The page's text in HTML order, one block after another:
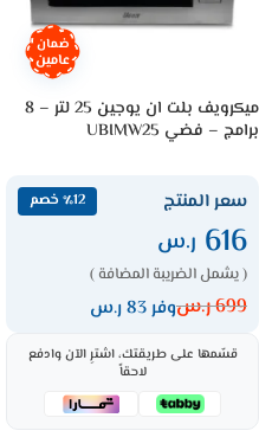
ضمان
عامين
ميكرويف بلت ان يوجين 25 لتر – 8
برامج – فضي UBIMW25
سعر المنتج ٪12 خصم
616 ر.س
( يشمل الضريبة المضافة )
699ر.سوفر 83 ر.س
قسّمها على طريقتك، اشترِ الآن وادفع
لاحقاً